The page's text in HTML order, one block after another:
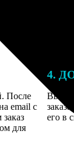
После
email с
для
4.
его в